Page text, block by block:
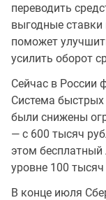
переводить
выгодные
поможет
усилить оборот
Сейчас в России
Система
были снижены
— с 600 тысяч
этом
уровне 100
В конце июля